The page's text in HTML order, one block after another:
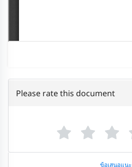
Please rate this document
ข้อเสนอแนะ